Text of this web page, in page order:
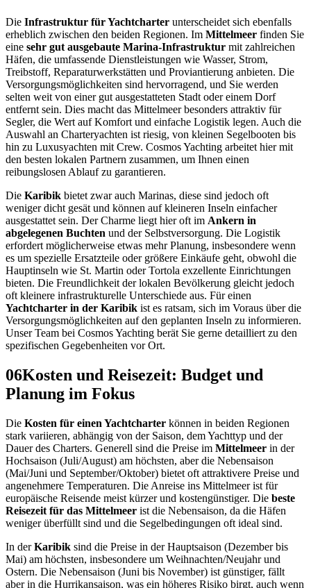
Die Infrastruktur für Yachtcharter unterscheidet sich ebenfalls
erheblich zwischen den beiden Regionen. Im Mittelmeer finden Sie
eine sehr gut ausgebaute Marina-Infrastruktur mit zahlreichen
Häfen, die umfassende Dienstleistungen wie Wasser, Strom,
Treibstoff, Reparaturwerkstätten und Proviantierung anbieten. Die
Versorgungsmöglichkeiten sind hervorragend, und Sie werden
selten weit von einer gut ausgestatteten Stadt oder einem Dorf
entfernt sein. Dies macht das Mittelmeer besonders attraktiv für
Segler, die Wert auf Komfort und einfache Logistik legen. Auch die
Auswahl an Charteryachten ist riesig, von kleinen Segelbooten bis
hin zu Luxusyachten mit Crew. Cosmos Yachting arbeitet hier mit
den besten lokalen Partnern zusammen, um Ihnen einen
reibungslosen Ablauf zu garantieren.
Die Karibik bietet zwar auch Marinas, diese sind jedoch oft
weniger dicht gesät und können auf kleineren Inseln einfacher
ausgestattet sein. Der Charme liegt hier oft im Ankern in
abgelegenen Buchten und der Selbstversorgung. Die Logistik
erfordert möglicherweise etwas mehr Planung, insbesondere wenn
es um spezielle Ersatzteile oder größere Einkäufe geht, obwohl die
Hauptinseln wie St. Martin oder Tortola exzellente Einrichtungen
bieten. Die Freundlichkeit der lokalen Bevölkerung gleicht jedoch
oft kleinere infrastrukturelle Unterschiede aus. Für einen
Yachtcharter in der Karibik ist es ratsam, sich im Voraus über die
Versorgungsmöglichkeiten auf den geplanten Inseln zu informieren.
Unser Team bei Cosmos Yachting berät Sie gerne detailliert zu den
spezifischen Gegebenheiten vor Ort.
06Kosten und Reisezeit: Budget und
Planung im Fokus
Die Kosten für einen Yachtcharter können in beiden Regionen
stark variieren, abhängig von der Saison, dem Yachttyp und der
Dauer des Charters. Generell sind die Preise im Mittelmeer in der
Hochsaison (Juli/August) am höchsten, aber die Nebensaison
(Mai/Juni und September/Oktober) bietet oft attraktivere Preise und
angenehmere Temperaturen. Die Anreise ins Mittelmeer ist für
europäische Reisende meist kürzer und kostengünstiger. Die beste
Reisezeit für das Mittelmeer ist die Nebensaison, da die Häfen
weniger überfüllt sind und die Segelbedingungen oft ideal sind.
In derKaribik sind die Preise in der Hauptsaison (Dezember bis
Mai) am höchsten, insbesondere um Weihnachten/Neujahr und
Ostern. Die Nebensaison (Juni bis November) ist günstiger, fällt
aber in die Hurrikansaison, was ein höheres Risiko birgt, auch wenn